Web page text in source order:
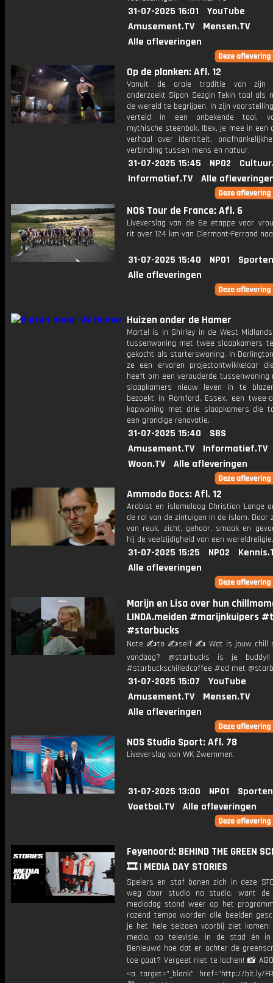
31-07-2025 16:01
YouTube
Amusement.TV
Mensen.TV
Alle afleveringen
Op de planken: Afl. 12
Vanuit de orale traditie van zijn
onderzoekt Sîpan Sezgin Tekin taal als
de wereld te begrijpen. In zijn voorstelling
verteld in een onbekende taal,
mythische steenbok, Ibex, je mee in een
verhaal over identiteit,
verbinding tussen mens en natuur.
31-07-2025 15:45 NPO2
Informatief.TV
Alle
NOS Tour de France: Afl. 6
Liveverslag van de 6e etappe voor
rit over 124 km van Clermont-Ferrand
31-07-2025 15:40 NPO1
Alle afleveringen
Huizen onder de Hamer
Martel is in Shirley in de West
tussenwoning met twee slaapkamers
gekocht als starterswoning. In
ze een ​​ervaren projectontwikkelaar
heeft om een ​​verouderde
slaapkamers nieuw leven in te
bezoekt in Romford, Essex, een ​​twee-
kapwoning met drie slaapkamers die
een grondige renovatie.
31-07-2025 15:40
SBS
Amusement.TV
Informatief.TV
Woon.TV
Alle afleveringen
Ammodo Docs: Afl. 12
Arabist en islamoloog Christian Lange
de rol van de zintuigen in de islam. Door
van reuk, zicht, gehoor, smaak en
hij de veelzijdigheid van een wereldreligie.
31-07-2025 15:25 NPO2
Alle afleveringen
Marijn en Lisa over hun
LINDA.meiden #marijnkuipers
#starbucks
Note ✍️to ✍️self ✍️ Wat is jouw chill
vandaag? @starbucks is je
#starbuckschilledcoffee #ad met
31-07-2025 15:07
YouTube
Amusement.TV
Mensen.TV
Alle afleveringen
NOS Studio Sport: Afl. 78
Liveverslag van WK Zwemmen.
31-07-2025 13:00 NPO1
Voetbal.TV
Alle afleveringen
Feyenoord: BEHIND THE GREEN
🎞 | MEDIA DAY STORIES
Spelers en staf banen zich in deze
weg door studio na studio, want de
mediadag stond weer op het
razend tempo worden alle beelden
je het hele seizoen voorbij ziet
media, op televisie, in de stad én in
Benieuwd hoe dat er achter de
toe gaat? Vergeet niet te lachen! 📸
<a target="_blank" href="http://bit.ly/